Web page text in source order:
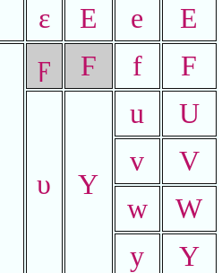
ε Ε e E
ϝ Ϝ f F
υ Υ
u
U
v
V
w
W
y
Y